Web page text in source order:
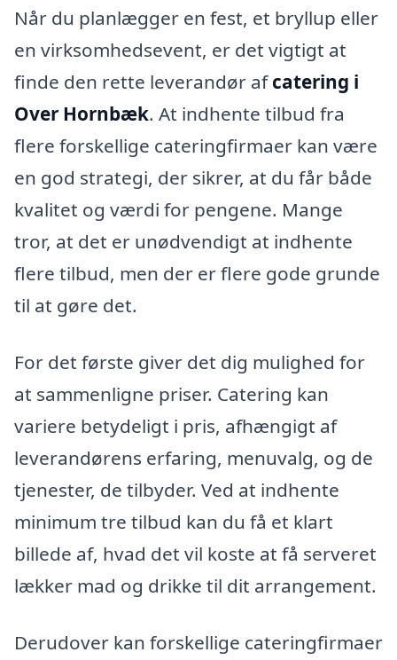
Når du planlægger en fest, et bryllup eller
en virksomhedsevent, er det vigtigt at
finde den rette leverandør afcatering i
Over Hornbæk. At indhente tilbud fra
flere forskellige cateringfirmaer kan være
en god strategi, der sikrer, at du får både
kvalitet og værdi for pengene. Mange
tror, at det er unødvendigt at indhente
flere tilbud, men der er flere gode grunde
til at gøre det.
For det første giver det dig mulighed for
at sammenligne priser. Catering kan
variere betydeligt i pris, afhængigt af
leverandørens erfaring, menuvalg, og de
tjenester, de tilbyder. Ved at indhente
minimum tre tilbud kan du få et klart
billede af, hvad det vil koste at få serveret
lækker mad og drikke til dit arrangement.
Derudover kan forskellige cateringfirmaer